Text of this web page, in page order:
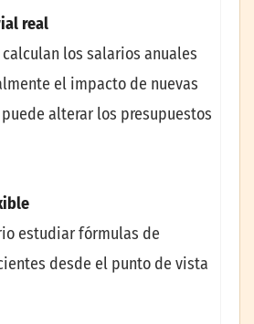
real
los salarios anuales
el impacto de nuevas
alterar los presupuestos
estudiar fórmulas de
desde el punto de vista